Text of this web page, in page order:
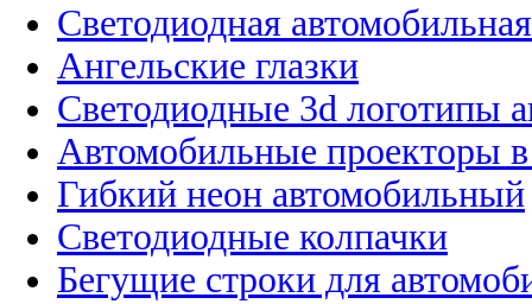
Светодиодная
Ангельские глазки
Светодиодные 3d логотипы
Автомобильные проекторы
Гибкий неон автомобильный
Светодиодные колпачки
Бегущие строки для